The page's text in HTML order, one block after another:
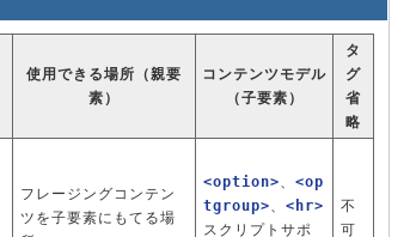
使用できる場所（親要
素）
コンテンツモデル
（子要素）
タ
グ
省
略
フレージングコンテン
ツを子要素にもてる場
<option>
<op
tgroup>
<hr>
スクリプトサポ
不
可